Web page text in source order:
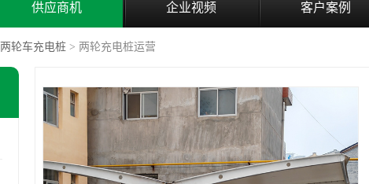
供应商机 企业视频 客户案例
两轮车充电桩 > 两轮充电桩运营